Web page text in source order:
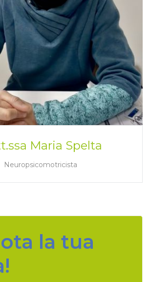
Maria Spelta
Neuropsicomotricista
la tua